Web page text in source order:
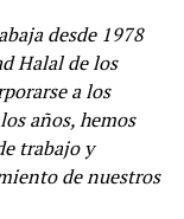
desde 1978
Halal de los
a los
años, hemos
trabajo y
de nuestros